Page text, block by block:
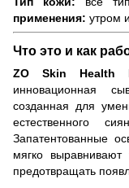
применения: утром
Что это и как
ZO Skin Health
инновационная
созданная для
естественного
Запатентованные
мягко
предотвращать